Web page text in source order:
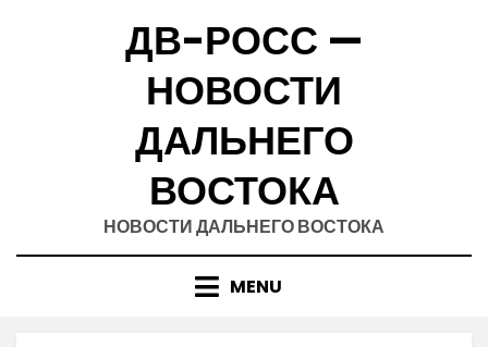
ДВ-РОСС —
НОВОСТИ
ДАЛЬНЕГО
ВОСТОКА
НОВОСТИ ДАЛЬНЕГО ВОСТОКА
MENU